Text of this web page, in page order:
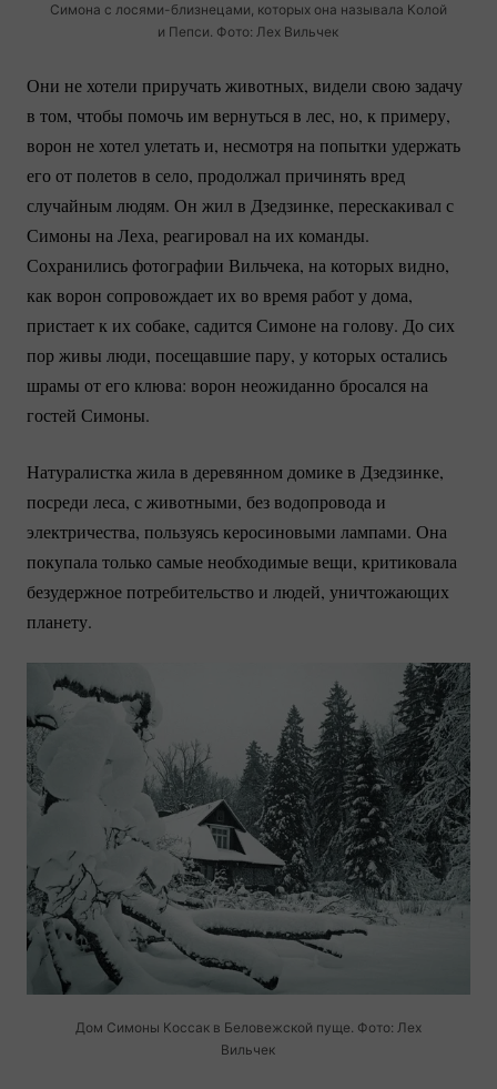
Симона с лосями-близнецами, которых она называла Колой
и Пепси. Фото: Лех Вильчек
Они не хотели приручать животных, видели свою задачу
в том, чтобы помочь им вернуться в лес, но, к примеру,
ворон не хотел улетать и, несмотря на попытки удержать
его от полетов в село, продолжал причинять вред
случайным людям. Он жил в Дзедзинке, перескакивал с
Симоны на Леха, реагировал на их команды.
Сохранились фотографии Вильчека, на которых видно,
как ворон сопровождает их во время работ у дома,
пристает к их собаке, садится Симоне на голову. До сих
пор живы люди, посещавшие пару, у которых остались
шрамы от его клюва: ворон неожиданно бросался на
гостей Симоны.
Натуралистка жила в деревянном домике в Дзедзинке,
посреди леса, с животными, без водопровода и
электричества, пользуясь керосиновыми лампами. Она
покупала только самые необходимые вещи, критиковала
безудержное потребительство и людей, уничтожающих
планету.
Дом Симоны Коссак в Беловежской пуще. Фото: Лех
Вильчек